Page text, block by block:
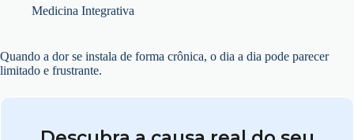
Medicina Integrativa
Quando a dor se instala de forma crônica, o dia a dia pode parecer
limitado e frustrante.